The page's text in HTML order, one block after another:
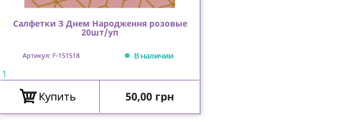
Салфетки З Днем Народження розовые
20шт/уп
Артикул: F-151518 В наличии
1
Купить Цена
50,00 грн